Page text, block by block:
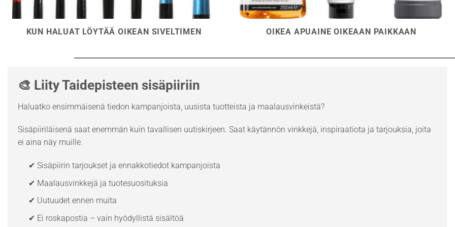
KUN HALUAT LÖYTÄÄ OIKEAN SIVELTIMEN OIKEA APUAINE OIKEAAN PAIKKAAN
🎨 Liity Taidepisteen sisäpiiriin
Haluatko ensimmäisenä tiedon kampanjoista, uusista tuotteista ja maalausvinkeistä?
Sisäpiiriläisenä saat enemmän kuin tavallisen uutiskirjeen. Saat käytännön vinkkejä, inspiraatiota ja tarjouksia, joita
ei aina näy muille.
✔ Sisäpiirin tarjoukset ja ennakkotiedot kampanjoista
✔ Maalausvinkkejä ja tuotesuosituksia
✔ Uutuudet ennen muita
✔ Ei roskapostia – vain hyödyllistä sisältöä